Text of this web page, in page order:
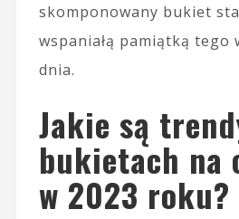
skomponowany bukiet
wspaniałą pamiątką tego
dnia.
Jakie są
bukietach na
w 2023 roku?